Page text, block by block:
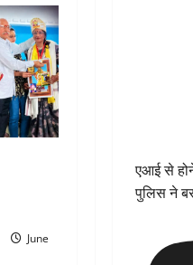
June
एआई से
पुलिस ने